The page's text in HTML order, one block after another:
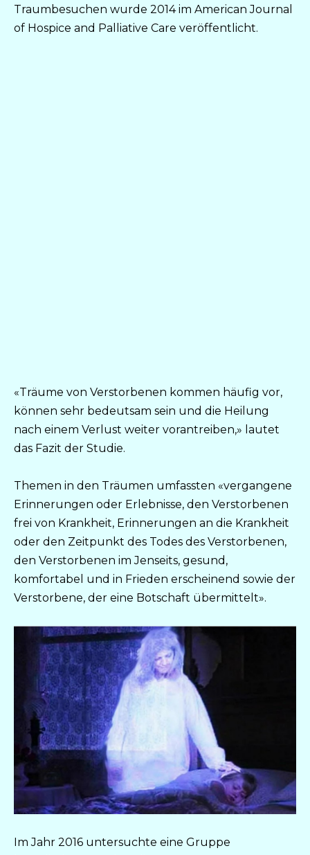
Traumbesuchen wurde 2014 im American Journal
of Hospice and Palliative Care veröffentlicht.
«Träume von Verstorbenen kommen häufig vor,
können sehr bedeutsam sein und die Heilung
nach einem Verlust weiter vorantreiben,» lautet
das Fazit der Studie.
Themen in den Träumen umfassten «vergangene
Erinnerungen oder Erlebnisse, den Verstorbenen
frei von Krankheit, Erinnerungen an die Krankheit
oder den Zeitpunkt des Todes des Verstorbenen,
den Verstorbenen im Jenseits, gesund,
komfortabel und in Frieden erscheinend sowie der
Verstorbene, der eine Botschaft übermittelt».
Im Jahr 2016 untersuchte eine Gruppe